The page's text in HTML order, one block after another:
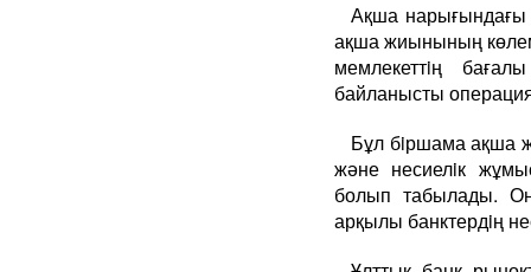
Ақша нарығындағы
ақша жиынының
мемлекеттiң
байланысты
Бұл бiршама ақша
және несиелiк
болып табылады.
арқылы банктердiң